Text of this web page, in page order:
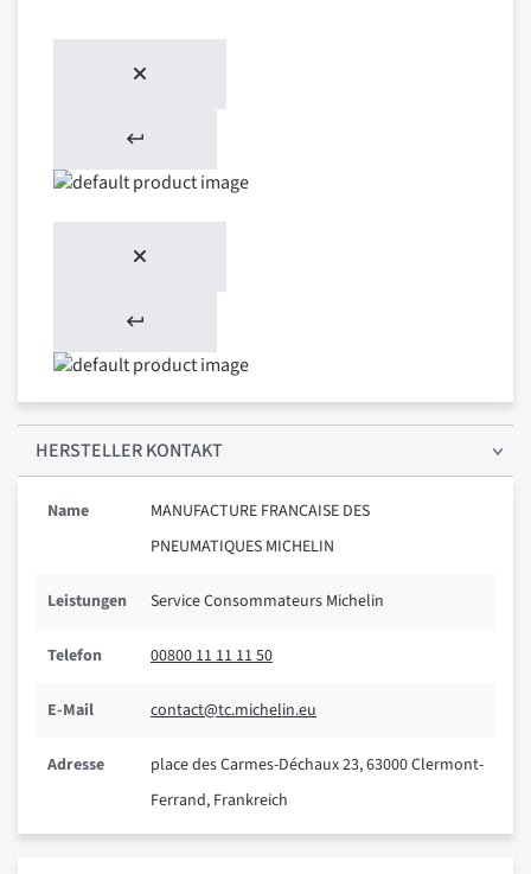
HERSTELLER KONTAKT
Name
MANUFACTURE FRANCAISE DES
PNEUMATIQUES MICHELIN
Leistungen Service Consommateurs Michelin
Telefon 00800 11 11 11 50
E-Mail contact@tc.michelin.eu
Adresse
place des Carmes-Déchaux 23, 63000 Clermont-
Ferrand, Frankreich